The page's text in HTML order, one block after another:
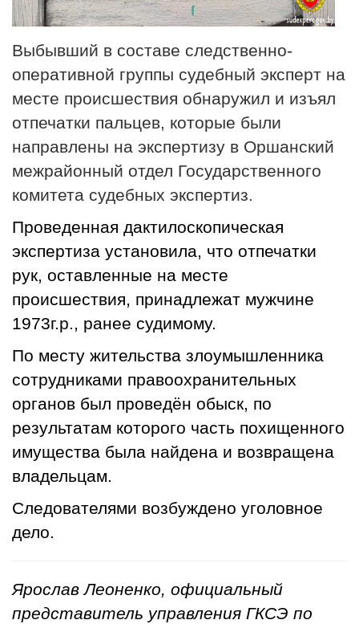
Выбывший в составе следственно-
оперативной группы судебный эксперт на
месте происшествия обнаружил и изъял
отпечатки пальцев, которые были
направлены на экспертизу в Оршанский
межрайонный отдел Государственного
комитета судебных экспертиз.
Проведенная дактилоскопическая
экспертиза установила, что отпечатки
рук, оставленные на месте
происшествия, принадлежат мужчине
1973г.р., ранее судимому.
По месту жительства злоумышленника
сотрудниками правоохранительных
органов был проведён обыск, по
результатам которого часть похищенного
имущества была найдена и возвращена
владельцам.
Следователями возбуждено уголовное
дело.
Ярослав Леоненко, официальный
представитель управления ГКСЭ по